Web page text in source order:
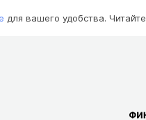
для вашего удобства. Читайте